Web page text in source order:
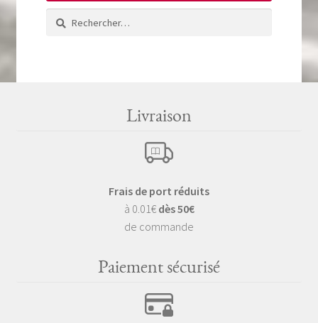
Rechercher :
Livraison
Frais de port réduits
à 0.01€ dès 50€
de commande
Paiement sécurisé